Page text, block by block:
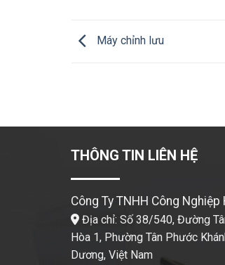
Máy chỉnh lưu
THÔNG TIN LIÊN HỆ
Công Ty TNHH Công Nghiệp
Địa chỉ: Số 38/540, Đường
Hòa 1, Phường Tân Phước
Dương, Việt Nam